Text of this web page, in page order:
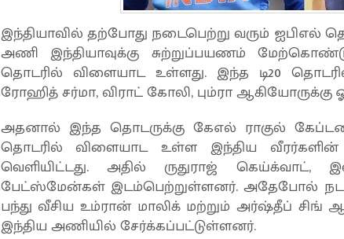
இந்தியாவில் தற்போது நடைபெற்று வரும் ஐபிஎல்
அணி இந்தியாவுக்கு சுற்றுப்பயணம்
தொடரில் விளையாட உள்ளது. இந்த டி20
ரோஹித் சர்மா, விராட் கோலி, பும்ரா ஆகியோருக்கு
அதனால் இந்த தொடருக்கு கேஎல் ராகுல்
தொடரில் விளையாட உள்ள இந்திய வீரர்களின்
வெளியிட்டது. அதில் ருதுராஜ்
பேட்ஸ்மேன்கள் இடம்பெற்றுள்ளனர். அதேபோல்
பந்து வீசிய உம்ரான் மாலிக் மற்றும் அர்ஷ்தீப் சிங்
இந்திய அணியில் சேர்க்கப்பட்டுள்ளனர்.